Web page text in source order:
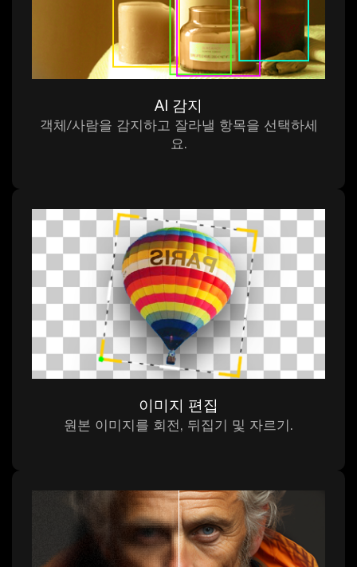
AI 감지
객체/사람을 감지하고 잘라낼 항목을 선택하세
요.
이미지 편집
원본 이미지를 회전, 뒤집기 및 자르기.